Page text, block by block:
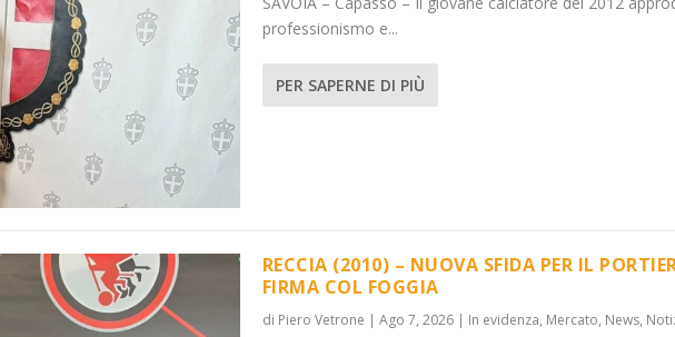
professionismo e...
PER SAPERNE DI PIÙ
RECCIA (2010) – NUOVA SFIDA PER IL
FIRMA COL FOGGIA
di Piero Vetrone | Ago 7, 2026| In evidenza, Mercato, News,